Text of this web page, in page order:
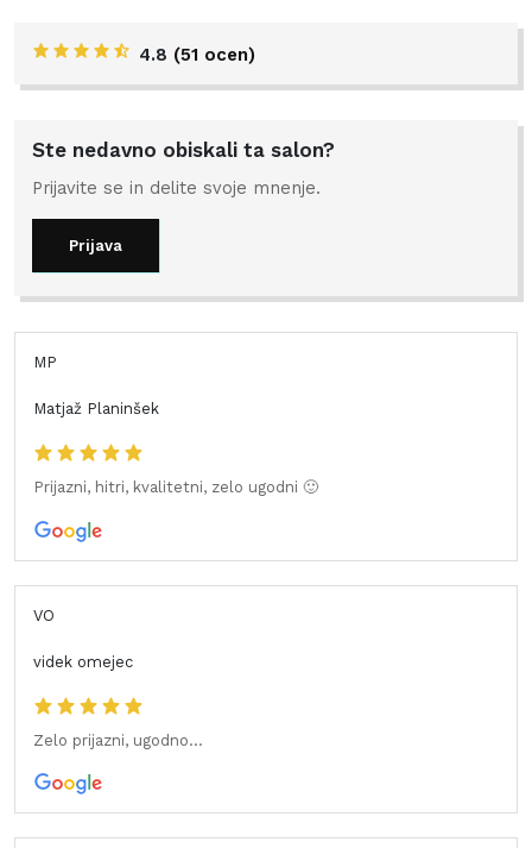
4.8 (51 ocen)
Ste nedavno obiskali ta salon?
Prijavite se in delite svoje mnenje.
Prijava
MP
Matjaž Planinšek
Prijazni, hitri, kvalitetni, zelo ugodni 🙂
VO
videk omejec
Zelo prijazni, ugodno...